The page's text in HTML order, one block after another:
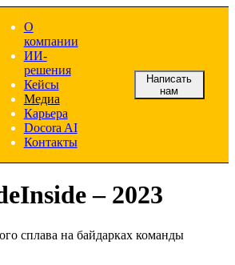
О
компании
ИИ-
решения
Кейсы
Медиа
Карьера
Docora AI
Контакты
Написать
нам
– 2023
сплава на байдарках команды